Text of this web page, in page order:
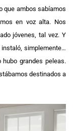
que ambos sabíamos
en voz alta. Nos
jóvenes, tal vez. Y
simplemente…
grandes peleas.
destinados a